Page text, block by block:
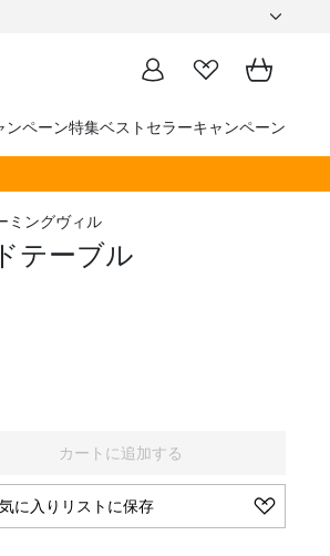
ンペーン特集ベストセラーキャンペーン
ミングヴィル
テーブル
カートに追加する
に入りリストに保存